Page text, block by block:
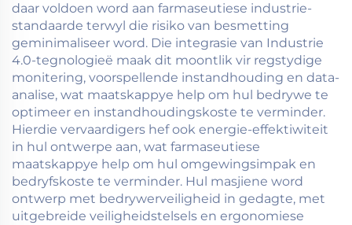
daar voldoen word aan farmaseutiese industrie-
standaarde terwyl die risiko van besmetting
geminimaliseer word. Die integrasie van Industrie
4.0-tegnologieë maak dit moontlik vir regstydige
monitering, voorspellende instandhouding en data-
analise, wat maatskappye help om hul bedrywe te
optimeer en instandhoudingskoste te verminder.
Hierdie vervaardigers hef ook energie-effektiwiteit
in hul ontwerpe aan, wat farmaseutiese
maatskappye help om hul omgewingsimpak en
bedryfskoste te verminder. Hul masjiene word
ontwerp met bedrywerveiligheid in gedagte, met
uitgebreide veiligheidstelsels en ergonomiese